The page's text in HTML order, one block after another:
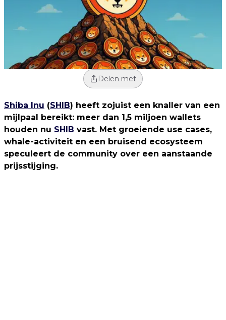
Delen met
Shiba Inu (SHIB) heeft zojuist een knaller van een
mijlpaal bereikt: meer dan 1,5 miljoen wallets
houden nu SHIB vast. Met groeiende use cases,
whale-activiteit en een bruisend ecosysteem
speculeert de community over een aanstaande
prijsstijging.